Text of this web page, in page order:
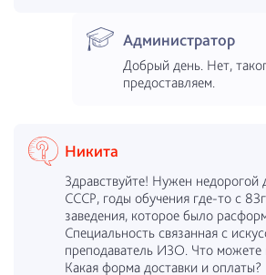
Администратор
Добрый день. Нет,
предоставляем.
Никита
Здравствуйте! Нужен недорогой
СССР, годы обучения где-то с
заведения, которое было
Специальность связанная с
преподаватель ИЗО. Что можете
Какая форма доставки и оплаты?